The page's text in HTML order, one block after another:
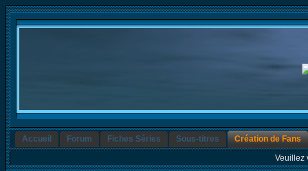
Accueil Forum Fiches Séries Sous-titres
Création de Fans
Veuillez